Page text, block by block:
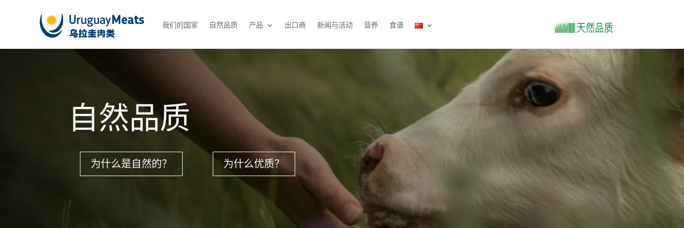
我们的国家 自然品质 产品 出口商 新闻与活动 营养 食谱
自然品质
为什么是自然的？ 为什么优质？